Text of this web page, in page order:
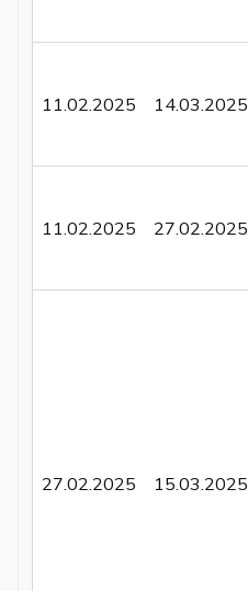
11.02.2025 14.03.2025
11.02.2025 27.02.2025
27.02.2025 15.03.2025